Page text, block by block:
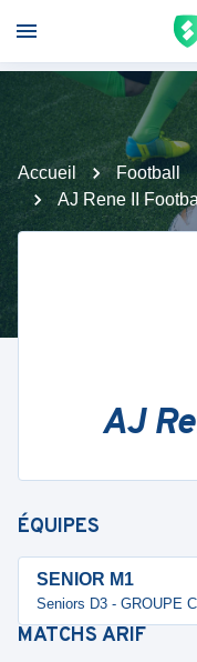
Accueil Football
AJ Rene II
AJ
ÉQUIPES
SENIOR M1
Seniors D3 - GROUPE
MATCHS ARIF